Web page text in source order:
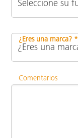
¿Eres una marca? *
Comentarios